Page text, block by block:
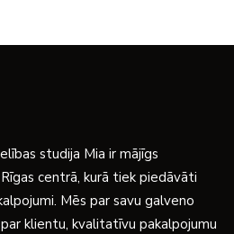
studija Mia ir mājīgs
centrā, kurā tiek piedāvāti
Mēs par savu galveno
klientu, kvalitatīvu pakalpojumu